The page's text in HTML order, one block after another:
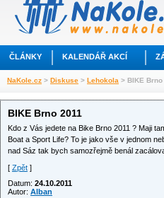
ČLÁNKY KALENDÁŘ AKCÍ
NaKole.cz > Diskuse > Lehokola > BIKE Brno
BIKE Brno 2011
Kdo z Vás jedete na Bike Brno 2011 ? Maji
Boat a Sport Life? To je jako vše v jednom
nad Sáz tak bych samozřejmě benál
[ Zpět ]
Datum: 24.10.2011
Autor: Alban